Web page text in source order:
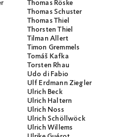
Thomas Röske
Thomas Schuster
Thomas Thiel
Thorsten Thiel
Tilman Allert
Timon Gremmels
Tomáš Kafka
Torsten Rhau
Udo di Fabio
Ulf Erdmann Ziegler
Ulrich Beck
Ulrich Haltern
Ulrich Noss
Ulrich Schöllwöck
Ulrich Willems